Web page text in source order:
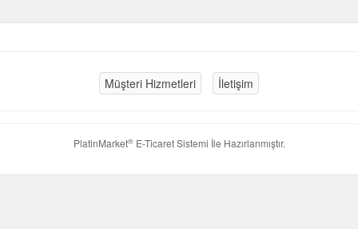
Müşteri Hizmetleri İletişim
PlatinMarket®E-Ticaret Sistemi İle Hazırlanmıştır.